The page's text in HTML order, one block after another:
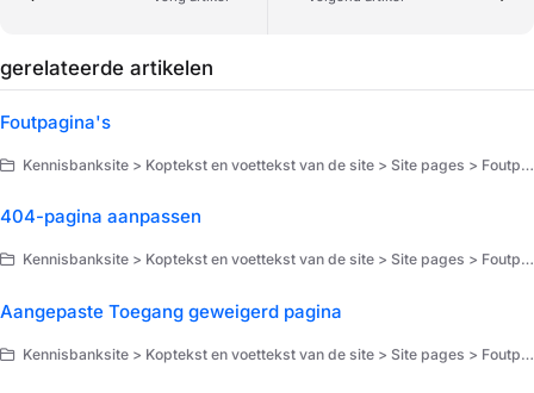
gerelateerde artikelen
Foutpagina's
Kennisbanksite > Koptekst en voettekst van de site > Site pages > Foutpagina's
404-pagina aanpassen
Kennisbanksite > Koptekst en voettekst van de site > Site pages > Foutpagina's
Aangepaste Toegang geweigerd pagina
Kennisbanksite > Koptekst en voettekst van de site > Site pages > Foutpagina's